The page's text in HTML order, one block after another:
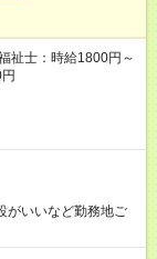
祉士：時給1800円～
いいなど勤務地ご